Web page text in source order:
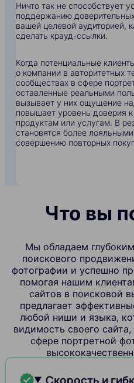
Ничто так не способствует
поддержанию
вашей целевой аудиторией,
сделать крауд-ссылки.
Когда потенциальные
о компании в авторитетных
сообществах в сфере
оставленные реальными
вызывает у них ощущение
повышает уровень доверия
продуктам или услугам. В
становятся более
совершению повторных
Что вы
Мы обладаем
поискового
фотографии и успешно
помогая нашим
сайтов в поисковой
предлагает
любой ниши и языка,
видимость своего
сфере портретной